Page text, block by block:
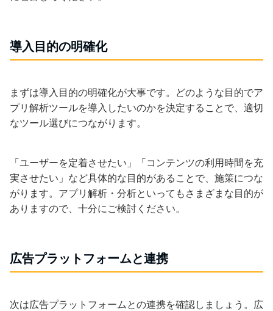
導入目的の明確化
まずは導入目的の明確化が大事です。どのような目的でア
プリ解析ツールを導入したいのかを決定することで、適切
なツール選びにつながります。
「ユーザーを定着させたい」「コンテンツの利用時間を充
実させたい」など具体的な目的があることで、施策につな
がります。アプリ解析・分析といってもさまざまな目的が
ありますので、十分にご検討ください。
広告プラットフォームと連携
次は広告プラットフォームとの連携を確認しましょう。広